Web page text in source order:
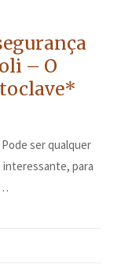
– O
ser qualquer
interessante, para